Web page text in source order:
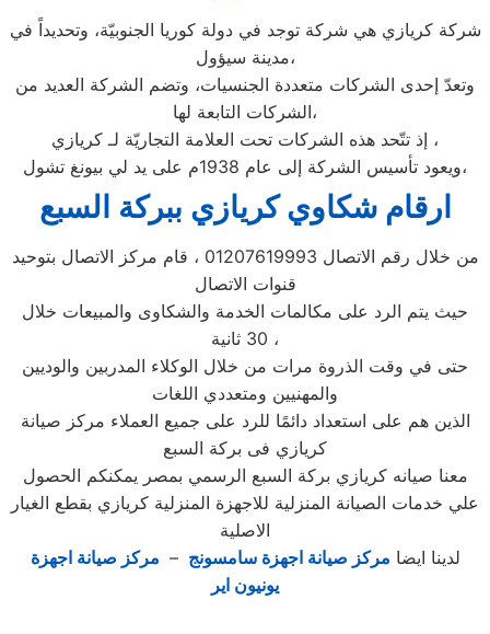
شركة كريازي هي شركة توجد في دولة كوريا الجنوبيّة، وتحديداً في
مدينة سيؤول،
وتعدّ إحدى الشركات متعددة الجنسيات، وتضم الشركة العديد من
الشركات التابعة لها،
إذ تتّحد هذه الشركات تحت العلامة التجاريّة لـ كريازي ،
ويعود تأسيس الشركة إلى عام 1938م على يد لي بيونغ تشول،
ارقام شكاوي كريازي ببركة السبع
من خلال رقم الاتصال 01207619993 ، قام مركز الاتصال بتوحيد
قنوات الاتصال
حيث يتم الرد على مكالمات الخدمة والشكاوى والمبيعات خلال
30 ثانية ،
حتى في وقت الذروة مرات من خلال الوكلاء المدربين والوديين
والمهنيين ومتعددي اللغات
الذين هم على استعداد دائمًا للرد على جميع العملاء مركز صيانة
كريازي فى بركة السبع
معنا صيانه كريازي بركة السبع الرسمي بمصر يمكنكم الحصول
علي خدمات الصيانة المنزلية للاجهزة المنزلية كريازي بقطع الغيار
الاصلية
لدينا ايضا مركز صيانة اجهزة سامسونج – مركز صيانة اجهزة
يونيون اير